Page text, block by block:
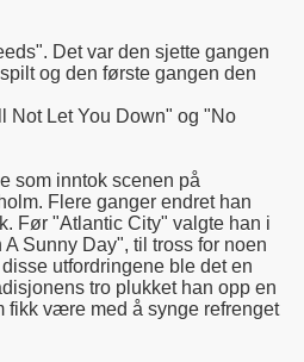
Det var den sjette gangen
og den første gangen den
Not Let You Down" og "No
som inntok scenen på
Flere ganger endret han
Før "Atlantic City" valgte han i
A Sunny Day", til tross for noen
utfordringene ble det en
tro plukket han opp en
fikk være med å synge refrenget